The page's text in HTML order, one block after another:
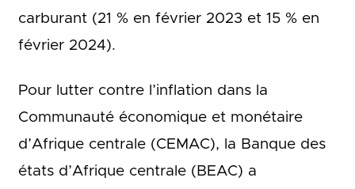
carburant (21 % en février 2023 et 15 % en
février 2024).
Pour lutter contre l’inflation dans la
Communauté économique et monétaire
d’Afrique centrale (CEMAC), la Banque des
états d’Afrique centrale (BEAC) a